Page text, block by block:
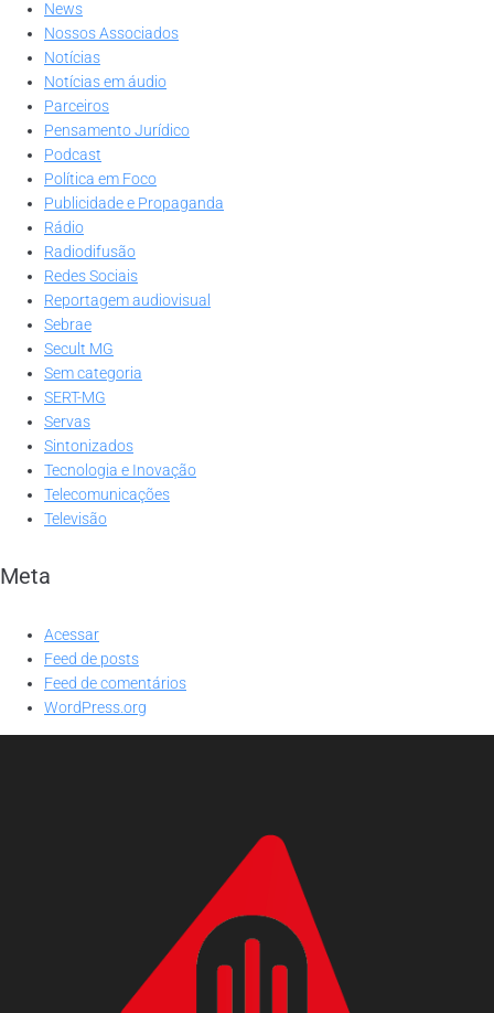
News
Nossos Associados
Notícias
Notícias em áudio
Parceiros
Pensamento Jurídico
Podcast
Política em Foco
Publicidade e Propaganda
Rádio
Radiodifusão
Redes Sociais
Reportagem audiovisual
Sebrae
Secult MG
Sem categoria
SERT-MG
Servas
Sintonizados
Tecnologia e Inovação
Telecomunicações
Televisão
Meta
Acessar
Feed de posts
Feed de comentários
WordPress.org